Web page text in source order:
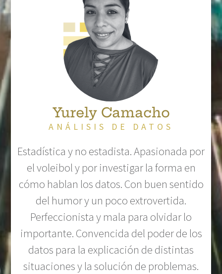
Yurely Camacho
ANÁLISIS DE DATOS
Estadística y no estadista. Apasionada por
el voleibol y por investigar la forma en
cómo hablan los datos. Con buen sentido
del humor y un poco extrovertida.
Perfeccionista y mala para olvidar lo
importante. Convencida del poder de los
datos para la explicación de distintas
situaciones y la solución de problemas.